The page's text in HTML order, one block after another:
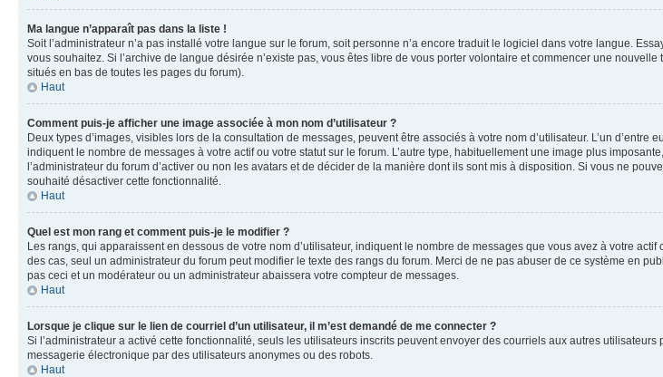
Ma langue n’apparaît pas dans la liste !
Soit l’administrateur n’a pas installé votre langue sur le forum, soit personne n’a encore traduit le logiciel dans votre langue.
vous souhaitez. Si l’archive de langue désirée n’existe pas, vous êtes libre de vous porter volontaire et commencer une
situés en bas de toutes les pages du forum).
Haut
Comment puis-je afficher une image associée à mon nom d’utilisateur ?
Deux types d’images, visibles lors de la consultation de messages, peuvent être associés à votre nom d’utilisateur. L’un
indiquent le nombre de messages à votre actif ou votre statut sur le forum. L’autre type, habituellement une image plus
l’administrateur du forum d’activer ou non les avatars et de décider de la manière dont ils sont mis à disposition. Si vous ne
souhaité désactiver cette fonctionnalité.
Haut
Quel est mon rang et comment puis-je le modifier ?
Les rangs, qui apparaissent en dessous de votre nom d’utilisateur, indiquent le nombre de messages que vous avez à votre
des cas, seul un administrateur du forum peut modifier le texte des rangs du forum. Merci de ne pas abuser de ce système en
pas ceci et un modérateur ou un administrateur abaissera votre compteur de messages.
Haut
Lorsque je clique sur le lien de courriel d’un utilisateur, il m’est demandé de me connecter ?
Si l’administrateur a activé cette fonctionnalité, seuls les utilisateurs inscrits peuvent envoyer des courriels aux autres
messagerie électronique par des utilisateurs anonymes ou des robots.
Haut